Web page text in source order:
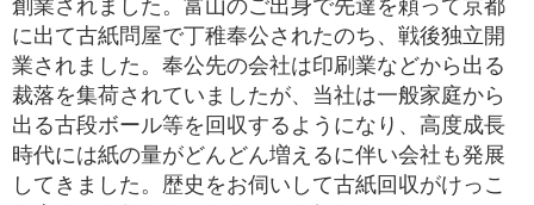
に出て古紙問屋で丁稚奉公されたのち、戦後独立開
業されました。奉公先の会社は印刷業などから出る
裁落を集荷されていましたが、当社は一般家庭から
出る古段ボール等を回収するようになり、高度成長
時代には紙の量がどんどん増えるに伴い会社も発展
してきました。歴史をお伺いして古紙回収がけっこ